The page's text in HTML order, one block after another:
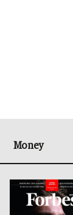
Money